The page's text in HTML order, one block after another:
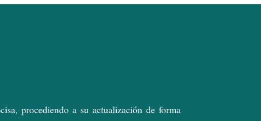
procediendo a su actualización de forma